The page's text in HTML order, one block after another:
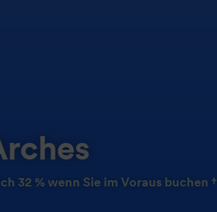
32 % wenn Sie im Voraus buchen †